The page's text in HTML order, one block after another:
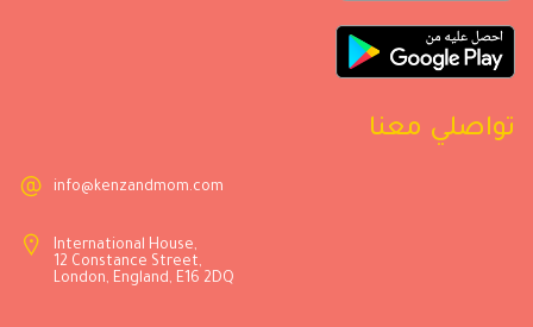
تواصلي معنا
info@kenzandmom.com
International House,
12 Constance Street,
London, England, E16 2DQ